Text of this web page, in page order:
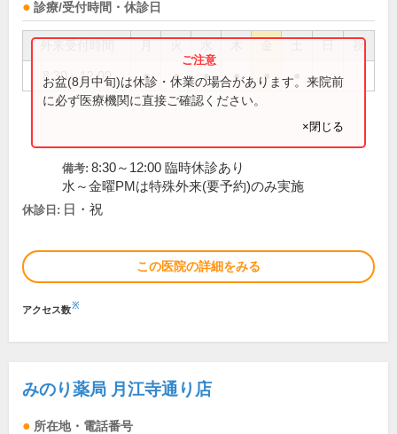
診療/受付時間・休診日
祝
8:30～12:00 ● ● ● ● ●
お盆(8月中旬)は休診・休業の場合があります。来院前
に必ず医療機関に直接ご確認ください。
×閉じる
備考: 8:30～12:00 臨時休診あり
水～金曜PMは特殊外来(要予約)のみ実施
休診日: 日・祝
この医院の詳細をみる
アクセス数※
みのり薬局 月江寺通り店
所在地・電話番号